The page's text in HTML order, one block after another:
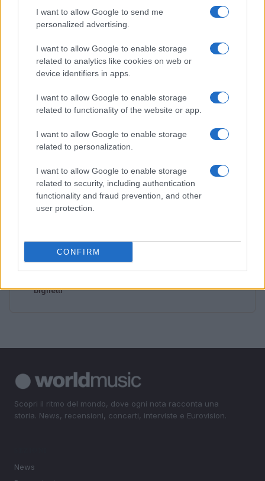
I want to allow Google to send me
personalized advertising.
I want to allow Google to enable storage
related to analytics like cookies on web or
device identifiers in apps.
I want to allow Google to enable storage
related to functionality of the website or app.
I want to allow Google to enable storage
related to personalization.
I want to allow Google to enable storage
related to security, including authentication
functionality and fraud prevention, and other
user protection.
CONFIRM
Valle d’Aosta: polemiche tra sindacato e istituzioni per
le supplenze scolastiche
Edoardo Marchesi · 5 Ago 2026
Crescente tensione in Medio Oriente: evacuazioni a
Biglietti per Sanremo 2025: tutto quello che c’è da
sapere
Concerti in Italia: il 2026 supera il miliardo di euro di
4
Fedez chiarisce la sua salute e i problemi relazionali in
diretta social
biglietti
Scopri il ritmo del mondo, dove ogni nota racconta una
storia. News, recensioni, concerti, interviste e Eurovision.
News